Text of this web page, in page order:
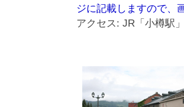
ジに記載しますので、
アクセス: JR「小樽駅